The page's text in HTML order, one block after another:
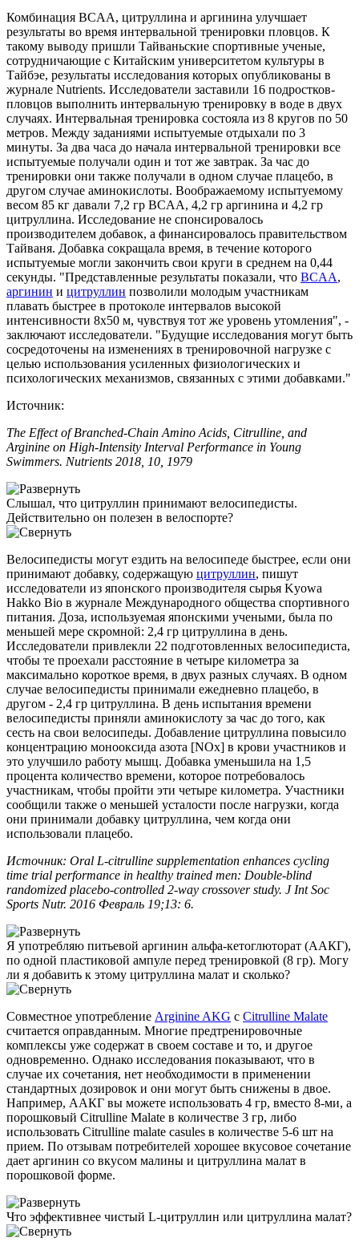
Комбинация BCAA, цитруллина и аргинина улучшает
результаты во время интервальной тренировки пловцов. К
такому выводу пришли Тайваньские спортивные ученые,
сотрудничающие с Китайским университетом культуры в
Тайбэе, результаты исследования которых опубликованы в
журнале Nutrients. Исследователи заставили 16 подростков-
пловцов выполнить интервальную тренировку в воде в двух
случаях. Интервальная тренировка состояла из 8 кругов по 50
метров. Между заданиями испытуемые отдыхали по 3
минуты. За два часа до начала интервальной тренировки все
испытуемые получали один и тот же завтрак. За час до
тренировки они также получали в одном случае плацебо, в
другом случае аминокислоты. Воображаемому испытуемому
весом 85 кг давали 7,2 гр BCAA, 4,2 гр аргинина и 4,2 гр
цитруллина. Исследование не спонсировалось
производителем добавок, а финансировалось правительством
Тайваня. Добавка сокращала время, в течение которого
испытуемые могли закончить свои круги в среднем на 0,44
секунды. "Представленные результаты показали, что BCAA,
аргинин и цитруллин позволили молодым участникам
плавать быстрее в протоколе интервалов высокой
интенсивности 8х50 м, чувствуя тот же уровень утомления", -
заключают исследователи. "Будущие исследования могут быть
сосредоточены на изменениях в тренировочной нагрузке с
целью использования усиленных физиологических и
психологических механизмов, связанных с этими добавками."
Источник:
The Effect of Branched-Chain Amino Acids, Citrulline, and
Arginine on High-Intensity Interval Performance in Young
Swimmers. Nutrients 2018, 10, 1979
Слышал, что цитруллин принимают велосипедисты.
Действительно он полезен в велоспорте?
Велосипедисты могут ездить на велосипеде быстрее, если они
принимают добавку, содержащую цитруллин, пишут
исследователи из японского производителя сырья Kyowa
Hakko Bio в журнале Международного общества спортивного
питания. Доза, используемая японскими учеными, была по
меньшей мере скромной: 2,4 гр цитруллина в день.
Исследователи привлекли 22 подготовленных велосипедиста,
чтобы те проехали расстояние в четыре километра за
максимально короткое время, в двух разных случаях. В одном
случае велосипедисты принимали ежедневно плацебо, в
другом - 2,4 гр цитруллина. В день испытания времени
велосипедисты приняли аминокислоту за час до того, как
сесть на свои велосипеды. Добавление цитруллина повысило
концентрацию монооксида азота [NOx] в крови участников и
это улучшило работу мышц. Добавка уменьшила на 1,5
процента количество времени, которое потребовалось
участникам, чтобы пройти эти четыре километра. Участники
сообщили также о меньшей усталости после нагрузки, когда
они принимали добавку цитруллина, чем когда они
использовали плацебо.
Источник: Oral L-citrulline supplementation enhances cycling
time trial performance in healthy trained men: Double-blind
randomized placebo-controlled 2-way crossover study. J Int Soc
Sports Nutr. 2016 Февраль 19;13: 6.
Я употребляю питьевой аргинин альфа-кетоглюторат (ААКГ),
по одной пластиковой ампуле перед тренировкой (8 гр). Могу
ли я добавить к этому цитруллина малат и сколько?
Совместное употребление Arginine AKG с Citrulline Malate
считается оправданным. Многие предтренировочные
комплексы уже содержат в своем составе и то, и другое
одновременно. Однако исследования показывают, что в
случае их сочетания, нет необходимости в применении
стандартных дозировок и они могут быть снижены в двое.
Например, ААКГ вы можете использовать 4 гр, вместо 8-ми, а
порошковый Citrulline Malate в количестве 3 гр, либо
использовать Citrulline malate casules в количестве 5-6 шт на
прием. По отзывам потребителей хорошее вкусовое сочетание
дает аргинин со вкусом малины и цитруллина малат в
порошковой форме.
Что эффективнее чистый L-цитруллин или цитруллина малат?